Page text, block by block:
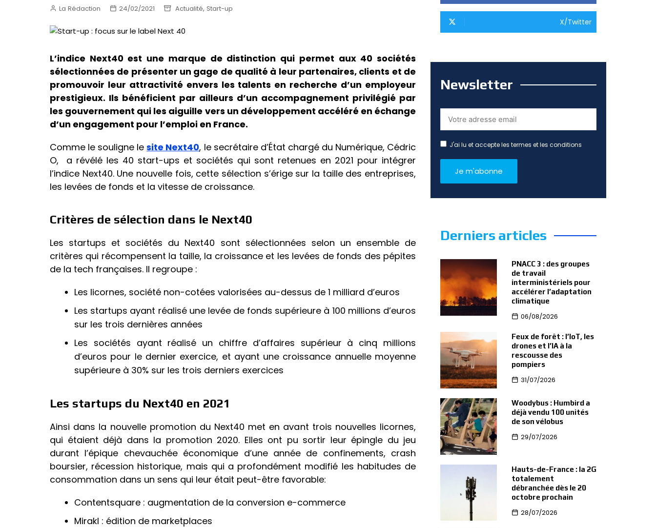
La Rédaction 24/02/2021 Actualité, Start-up
L’indice Next40 est une marque de distinction qui permet aux 40 sociétés
sélectionnées de présenter un gage de qualité à leur partenaires, clients et de
promouvoir leur attractivité envers les talents en recherche d’un employeur
prestigieux. Ils bénéficient par ailleurs d’un accompagnement privilégié par
les gouvernement qui les aiguille vers un développement accéléré en échange
d’un engagement pour l’emploi en France.
Comme le souligne lesite Next40, le secrétaire d’État chargé du Numérique, Cédric
O, a révélé les 40 start-ups et sociétés qui sont retenues en 2021 pour intégrer
l’indice Next40. Une nouvelle fois, cette sélection s’érige sur la taille des entreprises,
les levées de fonds et la vitesse de croissance.
Critères de sélection dans le Next40
Les startups et sociétés du Next40 sont sélectionnées selon un ensemble de
critères qui récompensent la taille, la croissance et les levées de fonds des pépites
de la tech françaises. Il regroupe :
Les licornes, société non-cotées valorisées au-dessus de 1 milliard d’euros
Les startups ayant réalisé une levée de fonds supérieure à 100 millions d’euros
sur les trois dernières années
Les sociétés ayant réalisé un chiffre d’affaires supérieur à cinq millions
d’euros pour le dernier exercice, et ayant une croissance annuelle moyenne
supérieure à 30% sur les trois derniers exercices
Les startups du Next40 en 2021
Ainsi dans la nouvelle promotion du Next40 met en avant trois nouvelles licornes,
qui étaient déjà dans la promotion 2020. Elles ont pu sortir leur épingle du jeu
durant l’épique chevauchée économique d’une année de confinements, crash
boursier, récession historique, mais qui a profondément modifié les habitudes de
consommation dans un sens qui leur était peut-être favorable:
Contentsquare : augmentation de la conversion e-commerce
Mirakl : édition de marketplaces
X/Twitter
Newsletter
J'ai lu et accepte les termes et les conditions
Derniers articles
PNACC 3 : des groupes
de travail
interministériels pour
accélérer l’adaptation
climatique
06/08/2026
Feux de forêt : l’IoT, les
drones et l’IA à la
rescousse des
pompiers
31/07/2026
Woodybus : Humbird a
déjà vendu 100 unités
de son vélobus
29/07/2026
Hauts-de-France : la 2G
totalement
débranchée dès le 20
octobre prochain
28/07/2026